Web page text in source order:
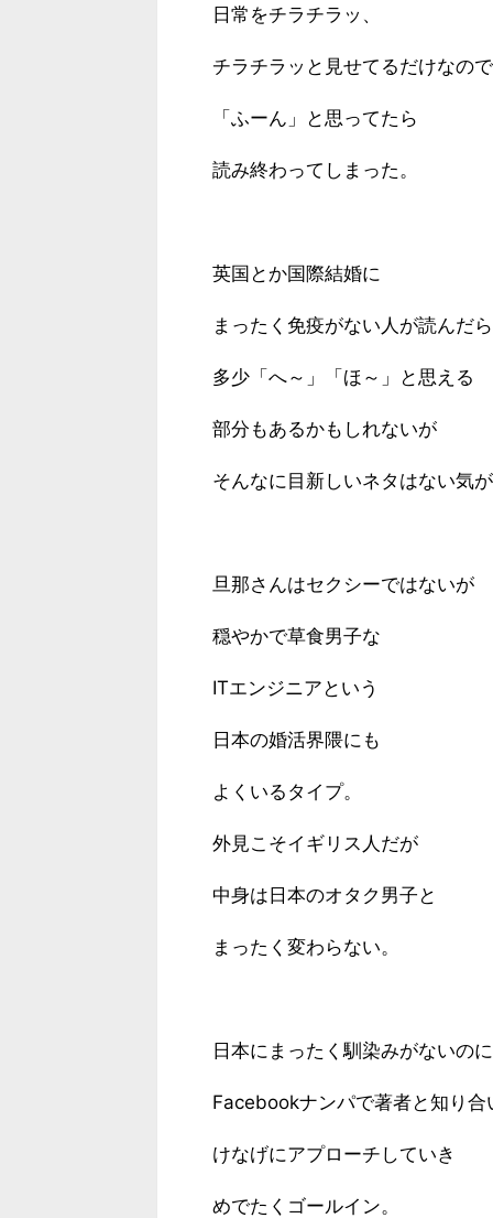
日常をチラチラッ、
チラチラッと見せてるだけなので
「ふーん」と思ってたら
読み終わってしまった。
英国とか国際結婚に
まったく免疫がない人が読んだら
多少「へ～」「ほ～」と思える
部分もあるかもしれないが
そんなに目新しいネタはない気
旦那さんはセクシーではないが
穏やかで草食男子な
ITエンジニアという
日本の婚活界隈にも
よくいるタイプ。
外見こそイギリス人だが
中身は日本のオタク男子と
まったく変わらない。
日本にまったく馴染みがないのに
Facebookナンパで著者と知り合
けなげにアプローチしていき
めでたくゴールイン。